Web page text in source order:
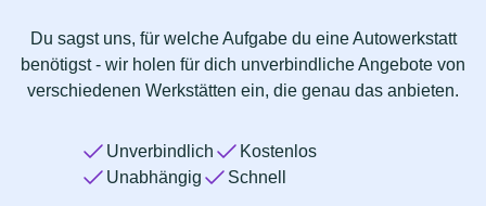
Du sagst uns, für welche Aufgabe du eine Autowerkstatt
benötigst - wir holen für dich unverbindliche Angebote von
verschiedenen Werkstätten ein, die genau das anbieten.
Unverbindlich
Kostenlos
Unabhängig
Schnell